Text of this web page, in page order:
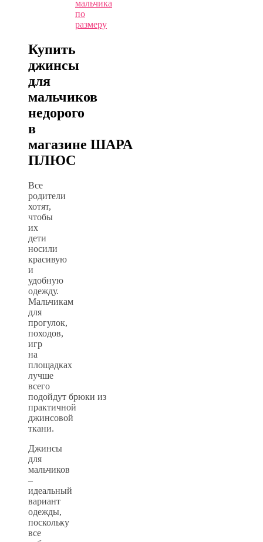
мальчика
по
размеру
Купить
джинсы
для
мальчиков
недорого
в
магазине ШАРА
ПЛЮС
Все
родители
хотят,
чтобы
их
дети
носили
красивую
и
удобную
одежду.
Мальчикам
для
прогулок,
походов,
игр
на
площадках
лучше
всего
подойдут брюки из
практичной
джинсовой
ткани.
Джинсы
для
мальчиков
–
идеальный
вариант
одежды,
поскольку
все